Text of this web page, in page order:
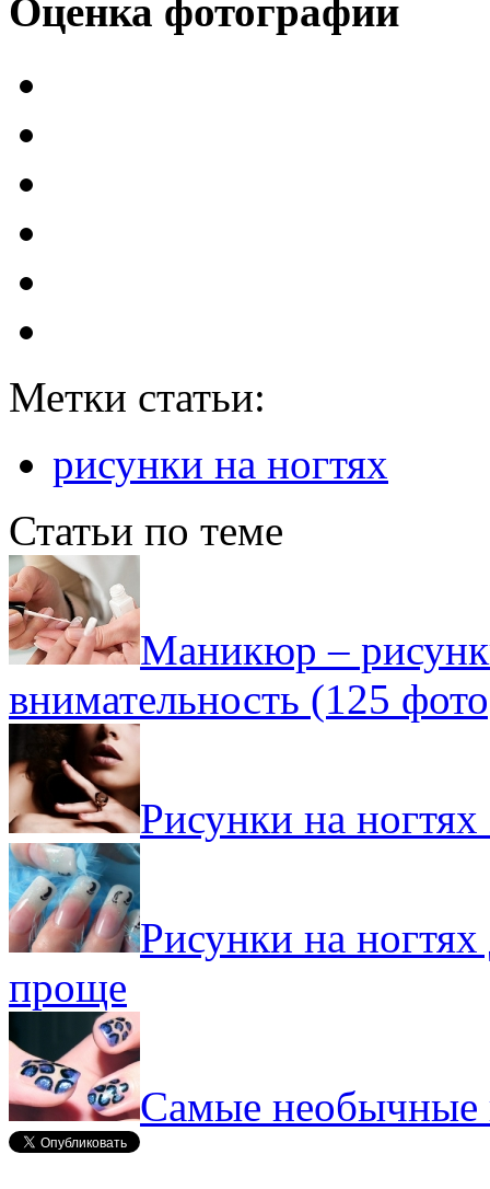
Оценка фотографии
Метки статьи:
рисунки на ногтях
Статьи по теме
Маникюр –
внимательность (125
Рисунки на
Рисунки на
проще
Самые необычные